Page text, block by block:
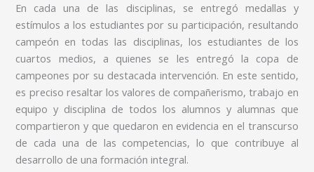
En cada una de las disciplinas, se entregó medallas y
estímulos a los estudiantes por su participación, resultando
campeón en todas las disciplinas, los estudiantes de los
cuartos medios, a quienes se les entregó la copa de
campeones por su destacada intervención. En este sentido,
es preciso resaltar los valores de compañerismo, trabajo en
equipo y disciplina de todos los alumnos y alumnas que
compartieron y que quedaron en evidencia en el transcurso
de cada una de las competencias, lo que contribuye al
desarrollo de una formación integral.